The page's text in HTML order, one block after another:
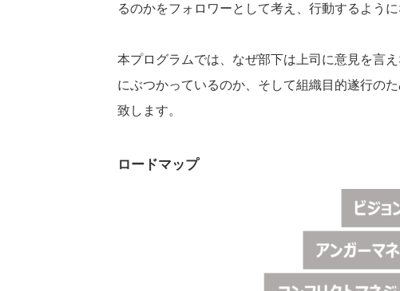
るのかをフォロワーとして考え、行動するように
本プログラムでは、なぜ部下は上司に意見を言
にぶつかっているのか、そして組織目的遂行の
致します。
ロードマップ